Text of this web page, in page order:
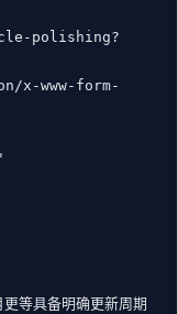
polishing?
x-www-form-
等具备明确更新周期